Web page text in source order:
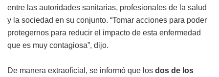
entre las autoridades sanitarias, profesionales de la salud
y la sociedad en su conjunto. “Tomar acciones para poder
protegernos para reducir el impacto de esta enfermedad
que es muy contagiosa”, dijo.
De manera extraoficial, se informó que los dos de los